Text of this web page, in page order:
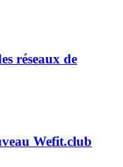
réseaux de
Wefit.club